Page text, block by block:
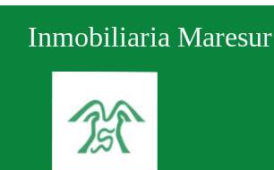
Inmobiliaria Maresur